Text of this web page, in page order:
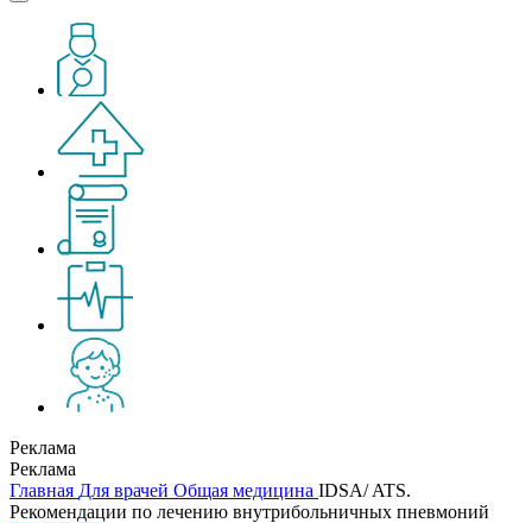
Реклама
Реклама
Главная Для врачей Общая медицина IDSA/ ATS.
Рекомендации по лечению внутрибольничных пневмоний